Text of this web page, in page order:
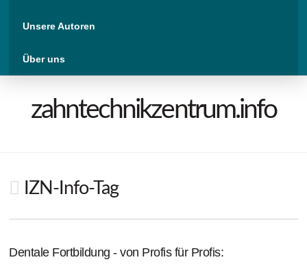
Unsere Autoren
Über uns
zahntechnikzentrum.info
IZN-Info-Tag
Dentale Fortbildung - von Profis für Profis: